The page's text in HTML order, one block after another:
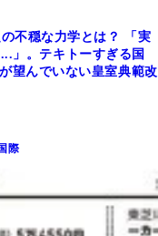
不穏な力学とは？ 「実
」。テキトーすぎる国
望んでいない皇室典範改
際